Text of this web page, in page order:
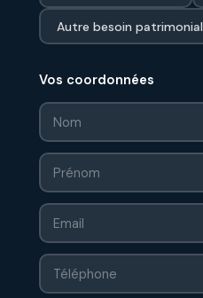
Autre besoin patrimonial
Vos coordonnées